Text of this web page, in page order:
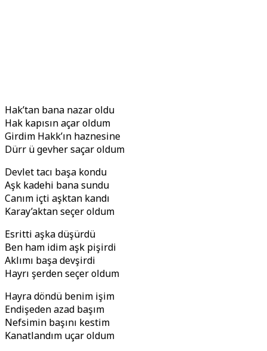
Hak’tan bana nazar oldu
Hak kapısın açar oldum
Girdim Hakk’ın haznesine
Dürr ü gevher saçar oldum
Devlet tacı başa kondu
Aşk kadehi bana sundu
Canım içti aşktan kandı
Karay’aktan seçer oldum
Esritti aşka düşürdü
Ben ham idim aşk pişirdi
Aklımı başa devşirdi
Hayrı şerden seçer oldum
Hayra döndü benim işim
Endişeden azad başım
Nefsimin başını kestim
Kanatlandım uçar oldum